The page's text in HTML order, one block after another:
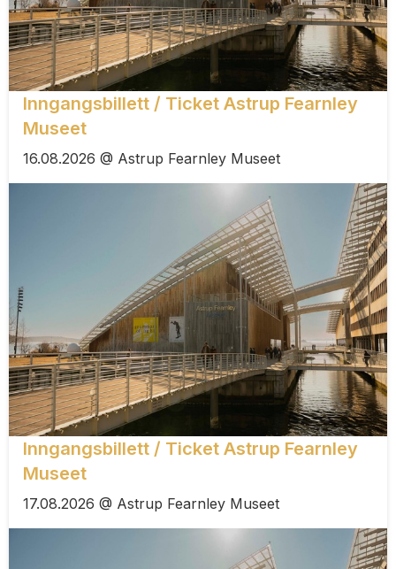
Inngangsbillett / Ticket Astrup Fearnley
Museet
16.08.2026 @ Astrup Fearnley Museet
Inngangsbillett / Ticket Astrup Fearnley
Museet
17.08.2026 @ Astrup Fearnley Museet